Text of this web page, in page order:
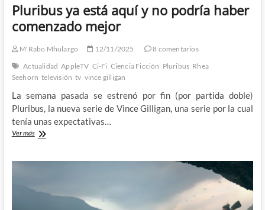
Pluribus ya está aquí y no podría haber
comenzado mejor
M'Rabo Mhulargo 12/11/2025
8 comentarios
Actualidad AppleTV Ci-Fi Ciencia Ficción Pluribus Rhea
Seehorn televisión tv vince gilligan
La semana pasada se estrenó por fin (por partida doble)
Pluribus, la nueva serie de Vince Gilligan, una serie por la cual
tenía unas expectativas…
Ver másPluribus
podría